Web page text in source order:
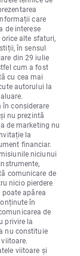
care
de interese
alte sfaturi,
în sensul
din 29 iulie
cum a fost
cu cea mai
autorului la
considerare
nu prezintă
de marketing nu
la
financiar.
niciunui
comunicare de
nicio pierdere
poate apărea
în
de
privire la
nu constituie
viitoare și